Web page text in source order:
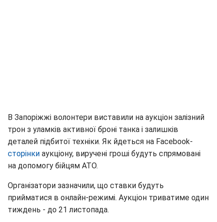
В Запоріжжі волонтери виставили на аукціон залізний
трон з уламків активної броні танка і залишків
деталей підбитої техніки. Як йдеться на Facebook-
сторінки аукціону, виручені гроші будуть спрямовані
на допомогу бійцям АТО.
Організатори зазначили, що ставки будуть
прийматися в онлайн-режимі. Аукціон триватиме один
тиждень - до 21 листопада.